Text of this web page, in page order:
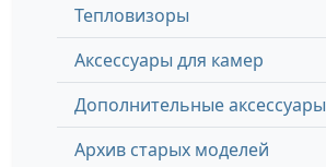
Тепловизоры
Аксессуары для камер
Дополнительные аксессуары
Архив старых моделей